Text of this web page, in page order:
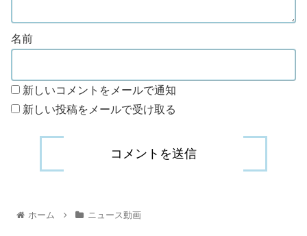
名前
新しいコメントをメールで通知
新しい投稿をメールで受け取る
ホーム ニュース動画